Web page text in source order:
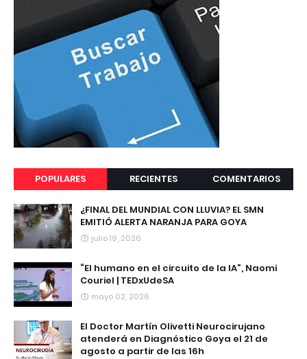
POPULARES RECIENTES COMENTARIOS
¿FINAL DEL MUNDIAL CON LLUVIA? EL SMN
EMITIÓ ALERTA NARANJA PARA GOYA
julio 19, 2026
“El humano en el circuito de la IA”, Naomi
Couriel | TEDxUdeSA
mayo 02, 2026
El Doctor Martín Olivetti Neurocirujano
atenderá en Diagnóstico Goya el 21 de
agosto a partir de las 16h